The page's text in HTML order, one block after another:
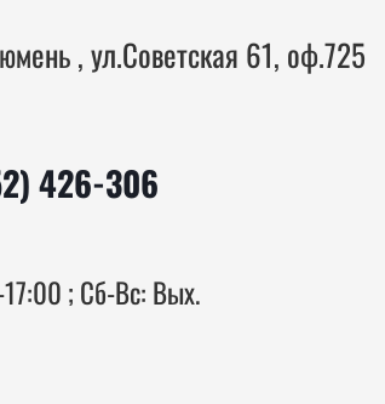
, ул.Советская 61, оф.725
426-306
; Сб-Вс: Вых.